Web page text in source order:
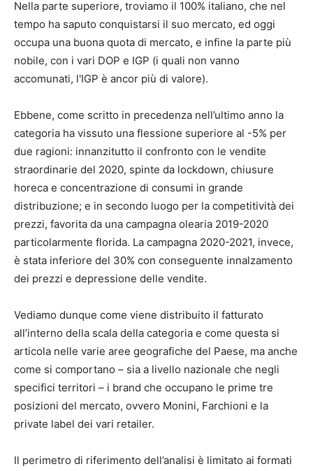
Nella parte superiore, troviamo il 100% italiano, che nel
tempo ha saputo conquistarsi il suo mercato, ed oggi
occupa una buona quota di mercato, e infine la parte più
nobile, con i vari DOP e IGP (i quali non vanno
accomunati, l'IGP è ancor più di valore).
Ebbene, come scritto in precedenza nell’ultimo anno la
categoria ha vissuto una flessione superiore al -5% per
due ragioni: innanzitutto il confronto con le vendite
straordinarie del 2020, spinte da lockdown, chiusure
horeca e concentrazione di consumi in grande
distribuzione; e in secondo luogo per la competitività dei
prezzi, favorita da una campagna olearia 2019-2020
particolarmente florida. La campagna 2020-2021, invece,
è stata inferiore del 30% con conseguente innalzamento
dei prezzi e depressione delle vendite.
Vediamo dunque come viene distribuito il fatturato
all’interno della scala della categoria e come questa si
articola nelle varie aree geografiche del Paese, ma anche
come si comportano – sia a livello nazionale che negli
specifici territori – i brand che occupano le prime tre
posizioni del mercato, ovvero Monini, Farchioni e la
private label dei vari retailer.
Il perimetro di riferimento dell’analisi è limitato ai formati